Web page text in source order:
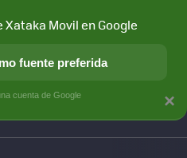
×
Xataka Movil en Google
fuente preferida
cuenta de Google